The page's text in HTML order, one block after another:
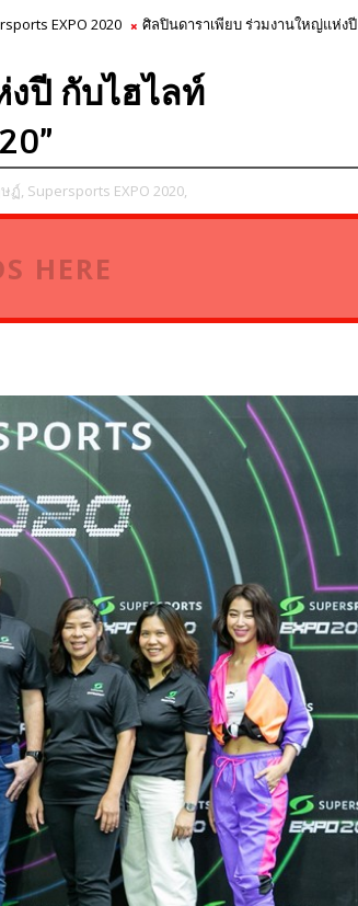
EXPO 2020
ศิลปินดาราเพียบ ร่วมงานใหญ่แห่งปี
ปี กับไฮไลท์
ฏ์, Supersports EXPO 2020,
HERE